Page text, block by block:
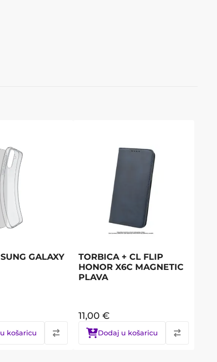
GALAXY
košaricu
TORBICA + CL FLIP
HONOR X6C MAGNETIC
PLAVA
11,00 €
Dodaj u košaricu